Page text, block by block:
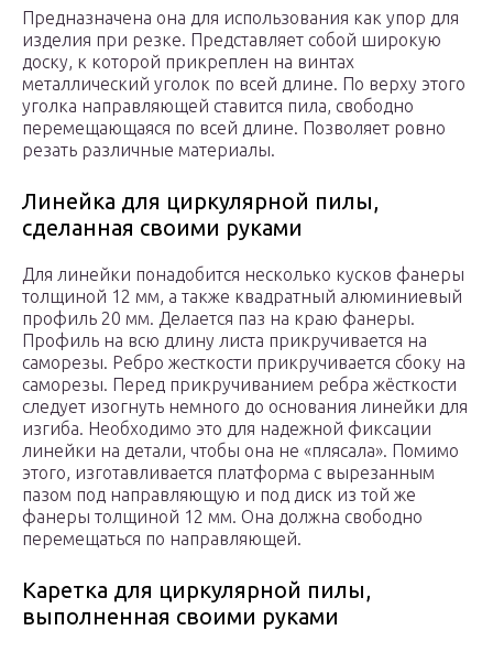
Предназначена она для использования как упор для
изделия при резке. Представляет собой широкую
доску, к которой прикреплен на винтах
металлический уголок по всей длине. По верху этого
уголка направляющей ставится пила, свободно
перемещающаяся по всей длине. Позволяет ровно
резать различные материалы.
Линейка для циркулярной пилы,
сделанная своими руками
Для линейки понадобится несколько кусков фанеры
толщиной 12 мм, а также квадратный алюминиевый
профиль 20 мм. Делается паз на краю фанеры.
Профиль на всю длину листа прикручивается на
саморезы. Ребро жесткости прикручивается сбоку на
саморезы. Перед прикручиванием ребра жёсткости
следует изогнуть немного до основания линейки для
изгиба. Необходимо это для надежной фиксации
линейки на детали, чтобы она не «плясала». Помимо
этого, изготавливается платформа с вырезанным
пазом под направляющую и под диск из той же
фанеры толщиной 12 мм. Она должна свободно
перемещаться по направляющей.
Каретка для циркулярной пилы,
выполненная своими руками